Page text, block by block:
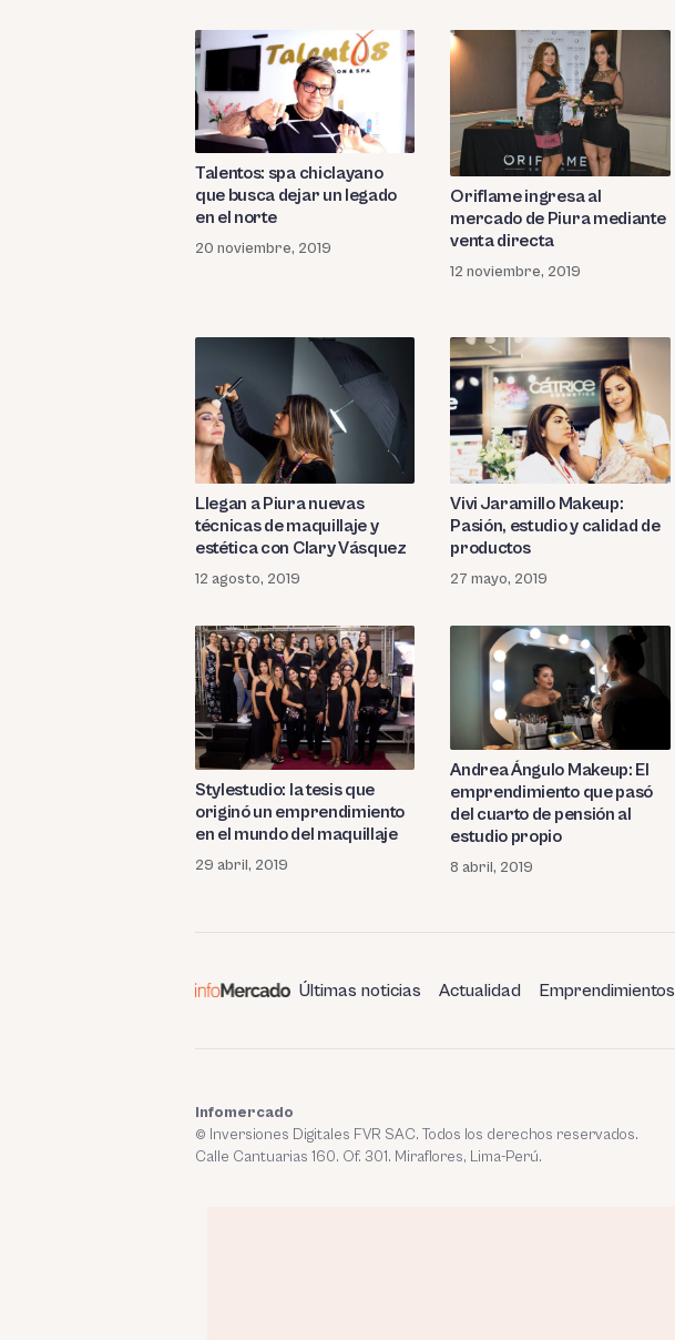
Talentos: spa chiclayano
que busca dejar un legado
en el norte
20 noviembre, 2019
Oriflame ingresa al
mercado de Piura mediante
venta directa
12 noviembre, 2019
Llegan a Piura nuevas
técnicas de maquillaje y
estética con Clary Vásquez
12 agosto, 2019
Vivi Jaramillo Makeup:
Pasión, estudio y calidad de
productos
27 mayo, 2019
Stylestudio: la tesis que
originó un emprendimiento
en el mundo del maquillaje
29 abril, 2019
Andrea Ángulo Makeup: El
emprendimiento que pasó
del cuarto de pensión al
estudio propio
8 abril, 2019
Últimas noticias Actualidad Emprendimientos
Infomercado
© Inversiones Digitales FVR SAC. Todos los derechos reservados.
Calle Cantuarias 160. Of. 301. Miraflores, Lima-Perú.